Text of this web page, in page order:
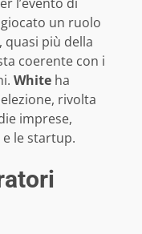
un ruolo
quasi più della
coerente con i
White ha
rivolta
imprese,
le startup.